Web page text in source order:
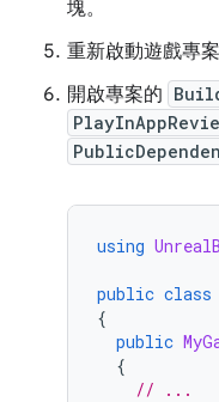
塊。
重新啟動遊戲專
開啟專案的
using
public class
{
public
{
// ...